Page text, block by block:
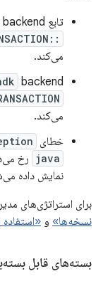
تابع backend مربوط به
::android::UNKNOWN_TRANSACTION
می‌کند.
backend
می‌کند.
خطای
java
نمایش داده
برای استراتژی‌های
نسخه‌ها» و
بسته‌های قابل